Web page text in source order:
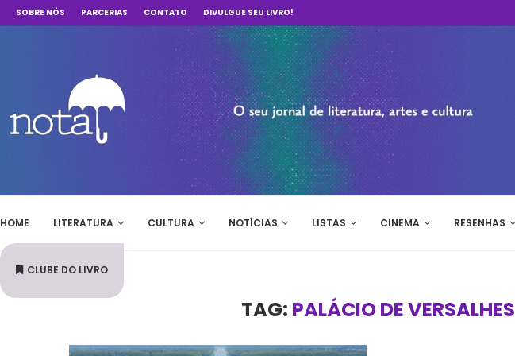
SOBRE NÓS PARCERIAS CONTATO DIVULGUE SEU LIVRO!
HOME LITERATURA CULTURA NOTÍCIAS LISTAS CINEMA RESENHAS
CLUBE DO LIVRO
TAG: PALÁCIO DE VERSALHES